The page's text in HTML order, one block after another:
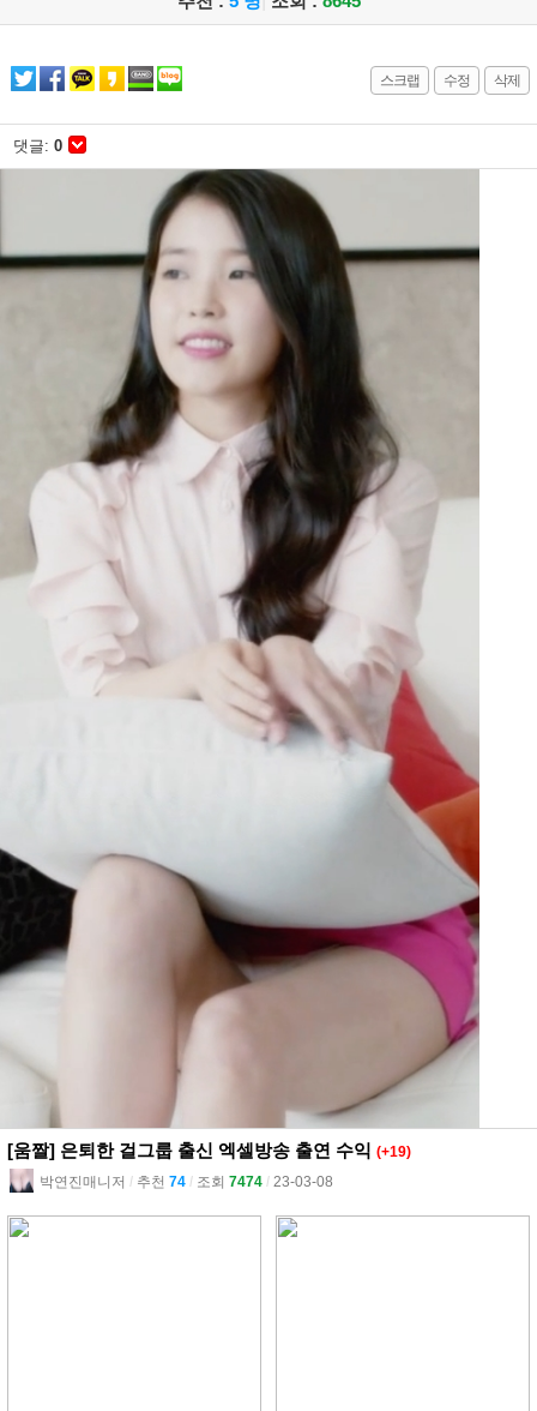
스크랩 수정 삭제
댓글: 0
[움짤] 은퇴한 걸그룹 출신 엑셀방송 출연 수익 (+19)
박연진매니저 l 추천 74 l 조회 7474 l 23-03-08